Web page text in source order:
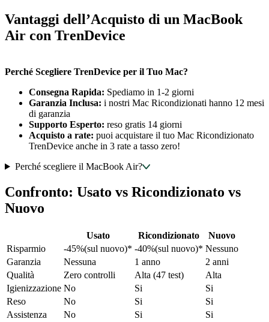
Vantaggi dell’Acquisto di un MacBook
Air con TrenDevice
Perché Scegliere TrenDevice per il Tuo Mac?
Consegna Rapida: Spediamo in 1-2 giorni
Garanzia Inclusa: i nostri Mac Ricondizionati hanno 12 mesi
di garanzia
Supporto Esperto: reso gratis 14 giorni
Acquisto a rate: puoi acquistare il tuo Mac Ricondizionato
TrenDevice anche in 3 rate a tasso zero!
Perché scegliere il MacBook Air?
Confronto: Usato vs Ricondizionato vs
Nuovo
Usato Ricondizionato
Nuovo
Risparmio
-45%(sul nuovo)* -40%(sul nuovo)* Nessuno
Garanzia
Nessuna 1 anno
2 anni
Qualità
Zero controlli Alta (47 test)
Alta
Igienizzazione No Si
Si
Reso
No Si
Si
Assistenza
No Si Si